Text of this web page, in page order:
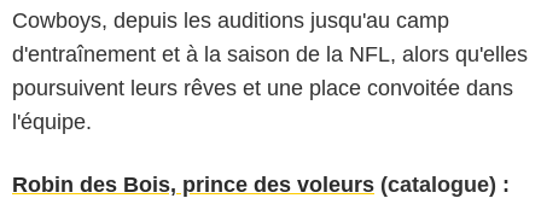
Cowboys, depuis les auditions jusqu'au camp
d'entraînement et à la saison de la NFL, alors qu'elles
poursuivent leurs rêves et une place convoitée dans
l'équipe.
Robin des Bois, prince des voleurs (catalogue) :